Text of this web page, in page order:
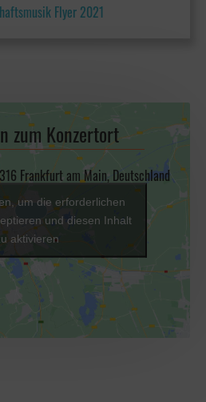
Flyer 2021
zum Konzertort
Frankfurt am Main, Deutschland
um die erforderlichen
und diesen Inhalt
aktivieren